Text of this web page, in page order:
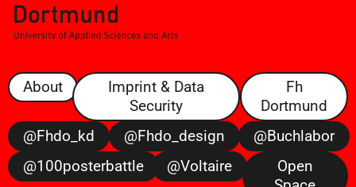
About
Imprint & Data
Security
Fh
Dortmund
@fhdo_kd
@fhdo_design
@buchlabor
@100posterbattle
@voltaire
Open